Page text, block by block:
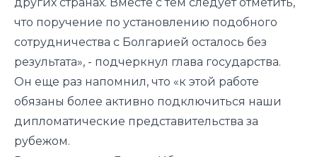
что поручение по установлению подобного
сотрудничества с Болгарией осталось без
результата», - подчеркнул глава государства.
Он еще раз напомнил, что «к этой работе
обязаны более активно подключиться наши
дипломатические представительства за
рубежом.